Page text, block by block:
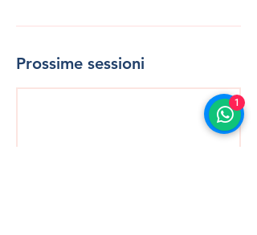
Prossime sessioni
1